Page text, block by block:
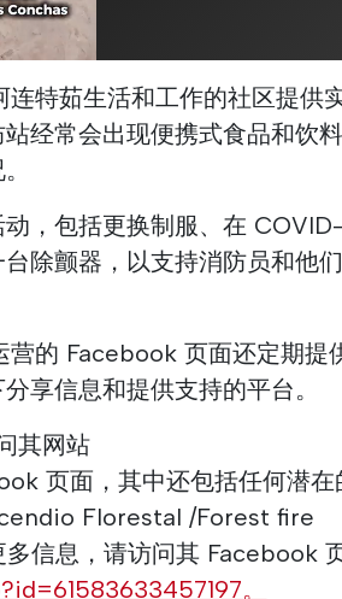
特茹生活和工作的社区提供
经常会出现便携式食品和饮料
，包括更换制服、在
除颤器，以支持消防员和他
的 Facebook 页面还定期提
享信息和提供支持的平台。
其网站
页面，其中还包括任何潜在
Florestal /Forest fire
信息，请访问其 Facebook
。